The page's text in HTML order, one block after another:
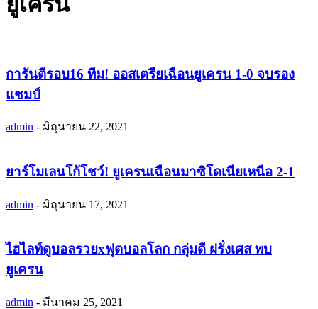
การันตีรอบ16 ทีม! ออสเตรียเฉือนยูเครน 1-0 จบรอง
แชมป์
admin - มิถุนายน 22, 2021
ยาร์โมเลนโก้โชว์! ยูเครนเฉือนมาซิโดเนียเหนือ 2-1
admin - มิถุนายน 17, 2021
ไฮไลท์ดูบอลรวยxฟุตบอลโลก กลุ่มดี ฝรั่งเศส พบ
ยูเครน
admin - มีนาคม 25, 2021